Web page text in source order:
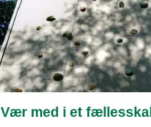
Vær med i et